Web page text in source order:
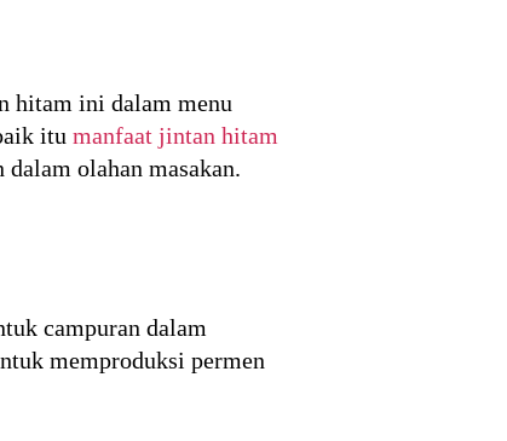
hitam ini dalam menu
itu manfaat jintan hitam
olahan masakan.
campuran dalam
memproduksi permen